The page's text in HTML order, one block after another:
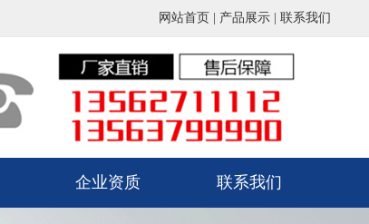
网站首页 产品展示 联系我们
企业资质 联系我们